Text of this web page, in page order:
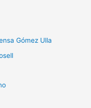
Gómez Ulla